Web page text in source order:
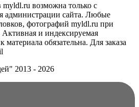
myldl.ru возможна только с
администрации сайта. Любые
фотографий myldl.ru при
и индексируемая
обязательна. Для заказа
2013 - 2026